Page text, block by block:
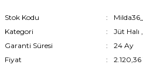
Stok Kodu
Kategori
Jüt Halı
Garanti Süresi
24 Ay
Fiyat